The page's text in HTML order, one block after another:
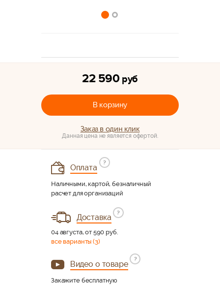
22 590 руб
В корзину
Заказ в один клик
Данная цена не является офертой.
Оплата
?
Наличными, картой, безналичный
расчет для организаций
Доставка
?
04 августа, от 590 руб.
все варианты (3)
Видео о товаре
?
Закажите бесплатную